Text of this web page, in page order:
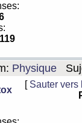
Physique
[ Sauter vers